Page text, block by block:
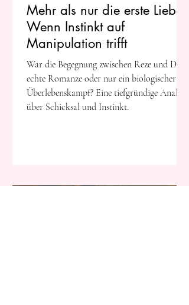
Mehr als nur die erste Liebe:
Wenn Instinkt auf
Manipulation trifft
War die Begegnung zwischen Reze und Denji
echte Romanze oder nur ein biologischer
Überlebenskampf? Eine tiefgründige Analyse
über Schicksal und Instinkt.